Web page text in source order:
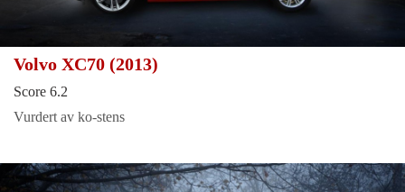
Volvo XC70 (2013)
Score 6.2
Vurdert av ko-stens